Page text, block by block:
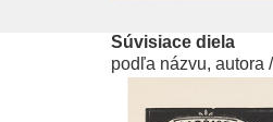
Súvisiace diela
podľa názvu, autora